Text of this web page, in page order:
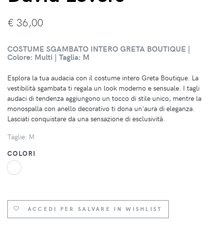
€ 36,00
COSTUME SGAMBATO INTERO GRETA BOUTIQUE |
Colore: Multi | Taglia: M
Esplora la tua audacia con il costume intero Greta Boutique. La
vestibilità sgambata ti regala un look moderno e sensuale. I tagli
audaci di tendenza aggiungono un tocco di stile unico, mentre la
monospalla con anello decorativo ti dona un'aura di eleganza.
Lasciati conquistare da una sensazione di esclusività.
Taglie: M
COLORI
ACCEDI PER SALVARE IN WISHLIST